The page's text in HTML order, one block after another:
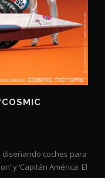
coches para
y ‘Capitán América: El